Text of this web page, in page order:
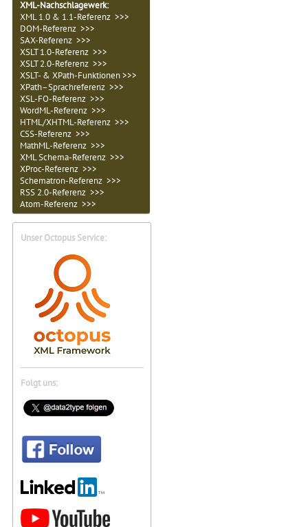
XML-Nachschlagewerk:
XML 1.0 & 1.1-Referenz >>>
DOM-Referenz >>>
SAX-Referenz >>>
XSLT 1.0-Referenz >>>
XSLT 2.0-Referenz >>>
XSLT- & XPath-Funktionen >>>
XPath–Sprachreferenz >>>
XSL-FO-Referenz >>>
WordML-Referenz >>>
HTML/XHTML-Referenz >>>
CSS-Referenz >>>
MathML-Referenz >>>
XML Schema-Referenz >>>
XProc-Referenz >>>
Schematron-Referenz >>>
RSS 2.0-Referenz >>>
Atom-Referenz >>>
Unser Octopus Service:
Folgt uns: